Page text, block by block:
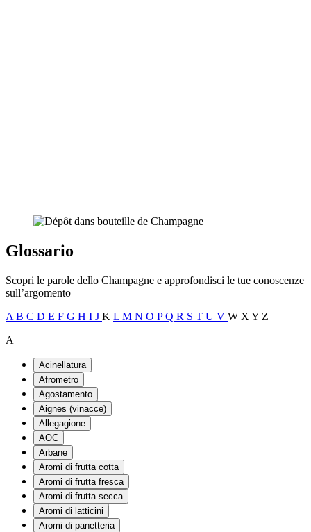
Glossario
Scopri le parole dello Champagne e approfondisci le tue conoscenze
sull’argomento
A B C D E F G H I J K L M N O PQ R S T U V W X Y Z
A
Acinellatura
Afrometro
Agostamento
Aignes (vinacce)
Allegagione
AOC
Arbane
Aromi di frutta cotta
Aromi di frutta fresca
Aromi di frutta secca
Aromi di latticini
Aromi di panetteria